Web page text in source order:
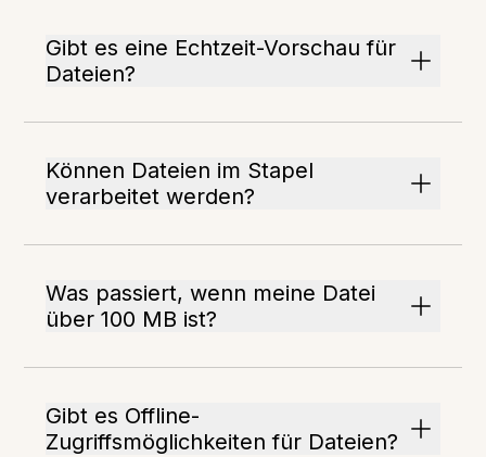
Gibt es eine Echtzeit-Vorschau für
Dateien?
Können Dateien im Stapel
verarbeitet werden?
Was passiert, wenn meine Datei
über 100 MB ist?
Gibt es Offline-
Zugriffsmöglichkeiten für Dateien?